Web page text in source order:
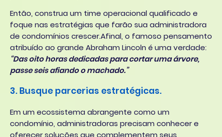
Então, construa um time operacional qualificado e
foque nas estratégias que farão sua administradora
de condomínios crescer.Afinal, o famoso pensamento
atribuído ao grande Abraham Lincoln é uma verdade:
“Das oito horas dedicadas para cortar uma árvore,
passe seis afiando o machado.”
3. Busque parcerias estratégicas.
Em um ecossistema abrangente como um
condomínio, administradoras precisam conhecer e
oferecer soluções que complementem seus